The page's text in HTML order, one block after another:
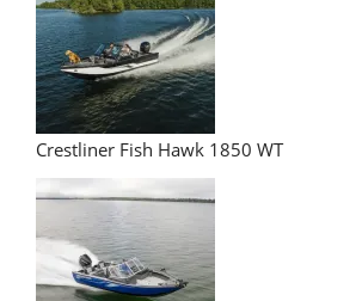
Crestliner Fish Hawk 1850 WT